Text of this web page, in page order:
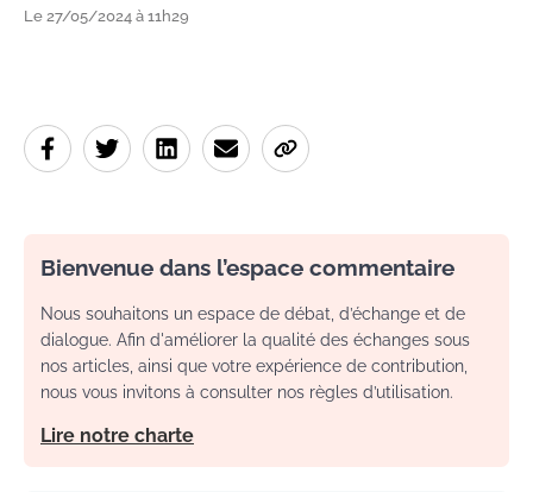
Le 27/05/2024 à 11h29
Bienvenue dans l’espace commentaire
Nous souhaitons un espace de débat, d’échange et de
dialogue. Afin d'améliorer la qualité des échanges sous
nos articles, ainsi que votre expérience de contribution,
nous vous invitons à consulter nos règles d’utilisation.
Lire notre charte